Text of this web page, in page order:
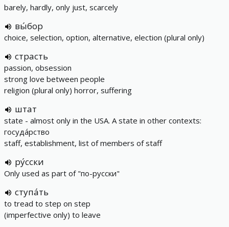
barely, hardly, only just, scarcely
вы́бор
choice, selection, option, alternative, election (plural only)
страсть
passion, obsession
strong love between people
religion (plural only) horror, suffering
штат
state - almost only in the USA. A state in other contexts:
госуда́рство
staff, establishment, list of members of staff
ру́сски
Only used as part of "по-русски"
ступа́ть
to tread to step on step
(imperfective only) to leave